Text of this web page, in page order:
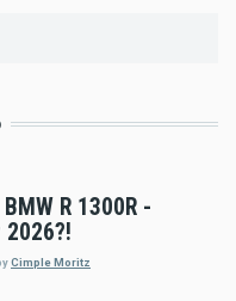
R 1300R -
Cimple Moritz